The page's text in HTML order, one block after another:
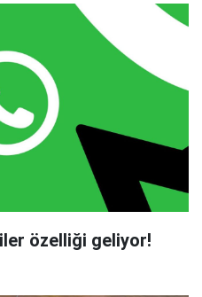
özelliği geliyor!